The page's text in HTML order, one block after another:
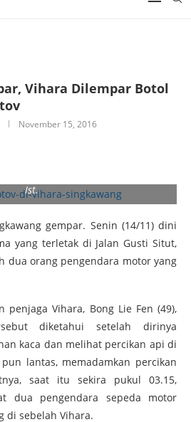
Vihara Dilempar Botol
November 15, 2016
Ist.
gempar. Senin (14/11) dini
yang terletak di Jalan Gusti Situt,
dua orang pengendara motor yang
penjaga Vihara, Bong Lie Fen (49),
diketahui setelah dirinya
kaca dan melihat percikan api di
lantas, memadamkan percikan
saat itu sekira pukul 03.15,
dua pengendara sepeda motor
di sebelah Vihara.